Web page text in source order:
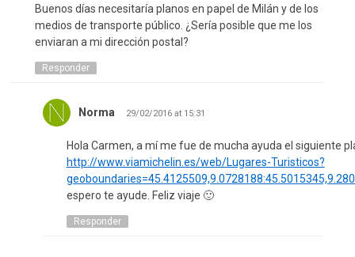
Buenos días necesitaría planos en papel de Milán y de los
medios de transporte público. ¿Sería posible que me los
enviaran a mi dirección postal?
Responder
Norma 29/02/2016 at 15:31
Hola Carmen, a mí me fue de mucha ayuda el siguiente
http://www.viamichelin.es/web/Lugares-Turisticos?
espero te ayude. Feliz viaje 🙂
Responder